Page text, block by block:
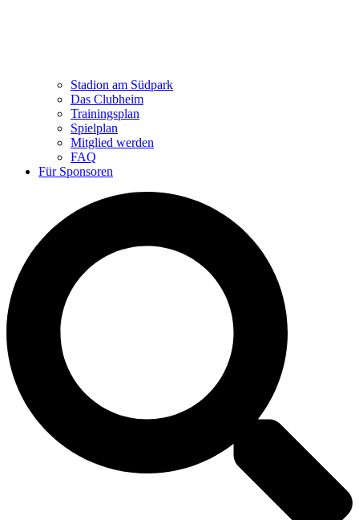
Stadion am Südpark
Das Clubheim
Trainingsplan
Spielplan
Mitglied werden
FAQ
Für Sponsoren